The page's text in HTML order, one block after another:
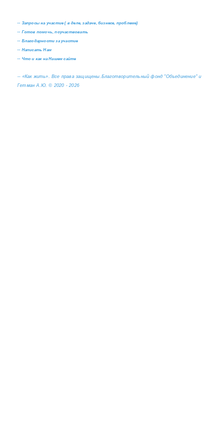
-- Запросы на участие ( в деле, задаче, бизнесе, проблеме)
-- Готов помочь, поучаствовать
-- Благодарности за участие
-- Написать Нам
-- Что и как на Нашем сайте
-- «Как жить». Все права защищены. Благотворительный фонд "Объединение" и
Гетман А.Ю. © 2020 - 2026